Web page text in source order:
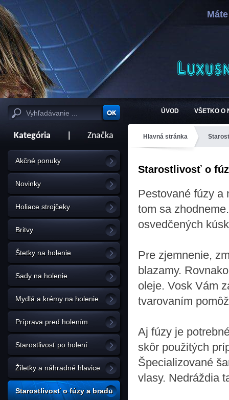
ÚVOD VŠETKO O
Kategória Značka
Akčné ponuky
Novinky
Holiace strojčeky
Britvy
Štetky na holenie
Sady na holenie
Mydlá a krémy na holenie
Príprava pred holením
Starostlivosť po holení
Žiletky a náhradné hlavice
Starostlivosť o fúzy a bradu
Hlavná stránka
Starostlivosť o
Pestované fúzy a
tom sa
osvedčených
Pre zjemnenie,
blazamy.
oleje. Vosk Vám
tvarovaním
Aj fúzy je
skôr použitých
Špecializované
vlasy. Nedráždia